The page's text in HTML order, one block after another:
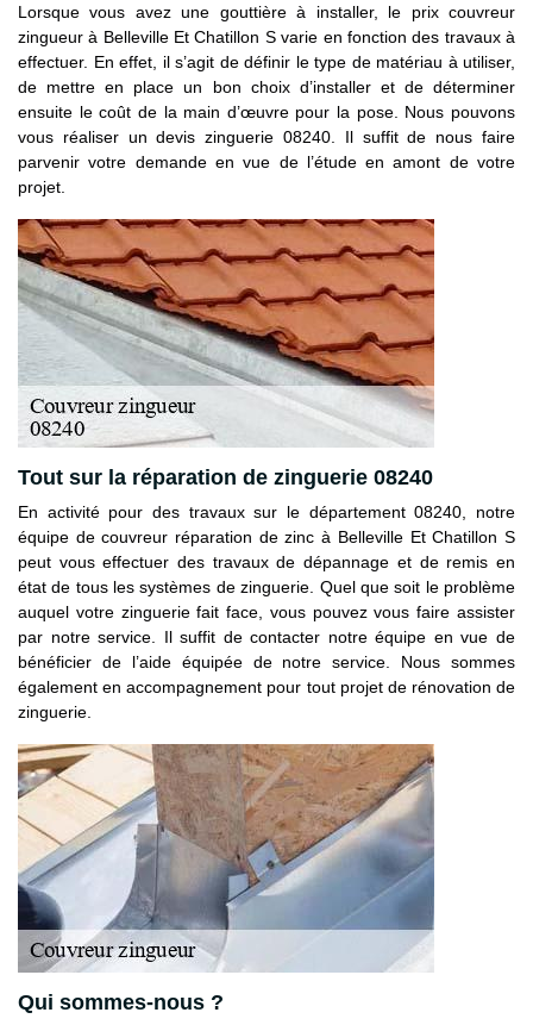
Lorsque vous avez une gouttière à installer, le prix couvreur
zingueur à Belleville Et Chatillon S varie en fonction des travaux à
effectuer. En effet, il s’agit de définir le type de matériau à utiliser,
de mettre en place un bon choix d’installer et de déterminer
ensuite le coût de la main d’œuvre pour la pose. Nous pouvons
vous réaliser un devis zinguerie 08240. Il suffit de nous faire
parvenir votre demande en vue de l’étude en amont de votre
projet.
Tout sur la réparation de zinguerie 08240
En activité pour des travaux sur le département 08240, notre
équipe de couvreur réparation de zinc à Belleville Et Chatillon S
peut vous effectuer des travaux de dépannage et de remis en
état de tous les systèmes de zinguerie. Quel que soit le problème
auquel votre zinguerie fait face, vous pouvez vous faire assister
par notre service. Il suffit de contacter notre équipe en vue de
bénéficier de l’aide équipée de notre service. Nous sommes
également en accompagnement pour tout projet de rénovation de
zinguerie.
Qui sommes-nous ?